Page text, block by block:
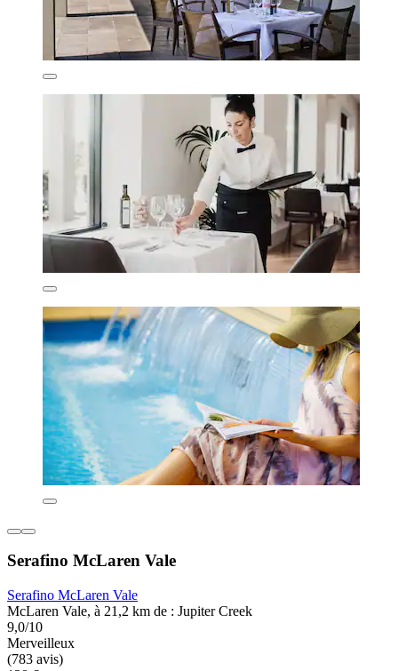
Serafino McLaren Vale
Serafino McLaren Vale
McLaren Vale, à 21,2 km de : Jupiter Creek
9,0/10
Merveilleux
(783 avis)